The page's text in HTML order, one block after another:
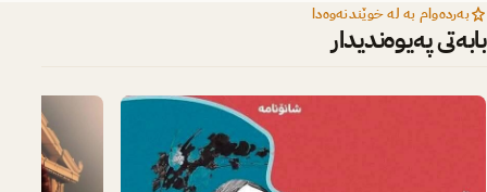
بەردەوام بە لە خوێندنەوەدا
بابەتی پەیوەندیدار